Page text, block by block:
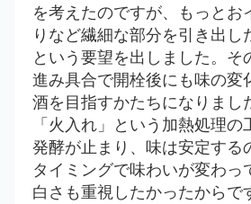
を考えたのですが、もっとお
りなど繊細な部分を引き出し
という要望を出しました。そ
進み具合で開栓後にも味の変
酒を目指すかたちになりまし
「火入れ」という加熱処理の
発酵が止まり、味は安定する
タイミングで味わいが変わっ
白さも重視したかったからで